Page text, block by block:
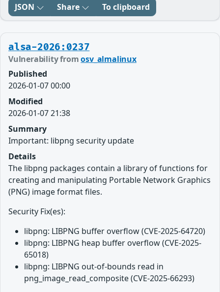
JSON Share To clipboard
alsa-2026:0237
Vulnerability fromosv_almalinux
Published
2026-01-07 00:00
Modified
2026-01-07 21:38
Summary
Important: libpng security update
Details
The libpng packages contain a library of functions for
creating and manipulating Portable Network Graphics
(PNG) image format files.
Security Fix(es):
libpng: LIBPNG buffer overflow (CVE-2025-64720)
libpng: LIBPNG heap buffer overflow (CVE-2025-
65018)
libpng: LIBPNG out-of-bounds read in
png_image_read_composite (CVE-2025-66293)